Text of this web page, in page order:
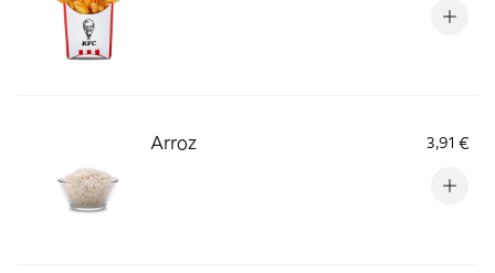
Arroz 3,91 €